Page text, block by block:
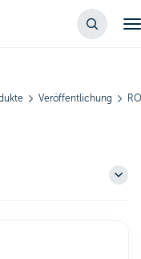
Veröffentlichung